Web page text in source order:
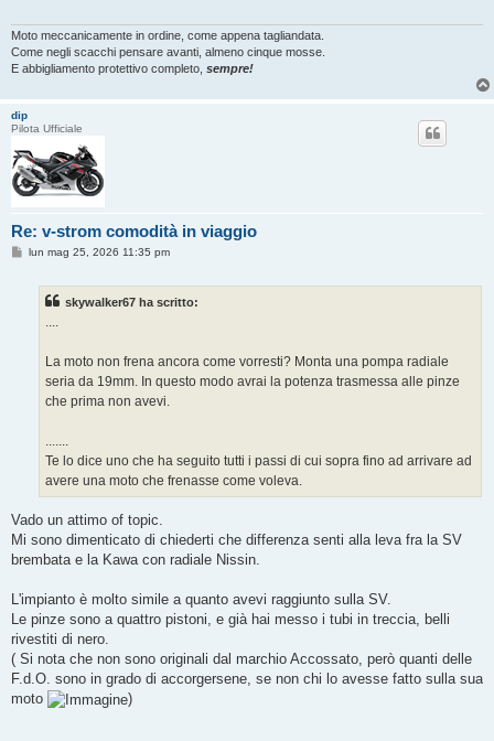
Moto meccanicamente in ordine, come appena tagliandata.
Come negli scacchi pensare avanti, almeno cinque mosse.
E abbigliamento protettivo completo, sempre!
dip
Pilota Ufficiale
Re: v-strom comodità in viaggio
Mlun mag 25, 2026 11:35 pm
skywalker67 ha scritto:
La moto non frena ancora come vorresti? Monta una pompa radiale
seria da 19mm. In questo modo avrai la potenza trasmessa alle pinze
che prima non avevi.
Te lo dice uno che ha seguito tutti i passi di cui sopra fino ad arrivare ad
avere una moto che frenasse come voleva.
Vado un attimo of topic.
Mi sono dimenticato di chiederti che differenza senti alla leva fra la SV
brembata e la Kawa con radiale Nissin.
L'impianto è molto simile a quanto avevi raggiunto sulla SV.
Le pinze sono a quattro pistoni, e già hai messo i tubi in treccia, belli
rivestiti di nero.
( Si nota che non sono originali dal marchio Accossato, però quanti delle
F.d.O. sono in grado di accorgersene, se non chi lo avesse fatto sulla sua
moto
)